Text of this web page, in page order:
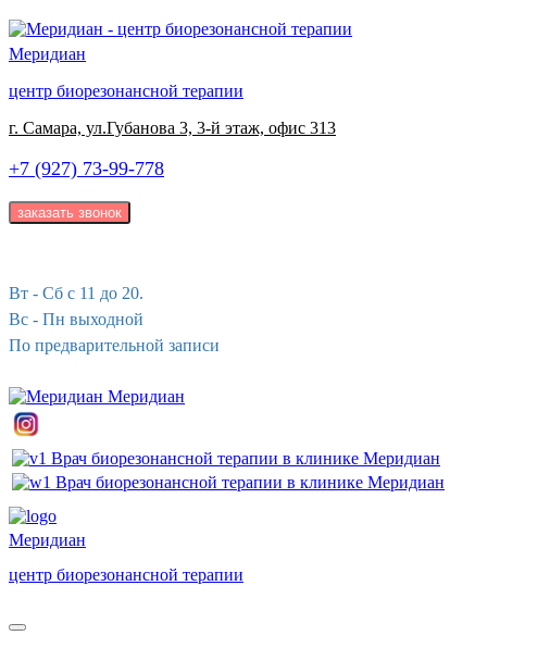
Меридиан
центр биорезонансной терапии
г. Самара, ул.Губанова 3, 3-й этаж, офис 313
+7 (927) 73-99-778
Вт - Сб с 11 до 20.
Вс - Пн выходной
По предварительной записи
Меридиан
Меридиан
центр биорезонансной терапии